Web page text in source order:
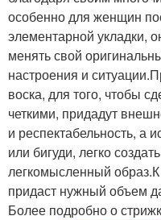
особенно для женщин
элементарной укладки,
менять свой
настроения и
воска, для того, чтобы
четкими, придадут
и респектабельность, а
или бигуди, легко
легкомысленный
придаст нужный объем
Более подробно о